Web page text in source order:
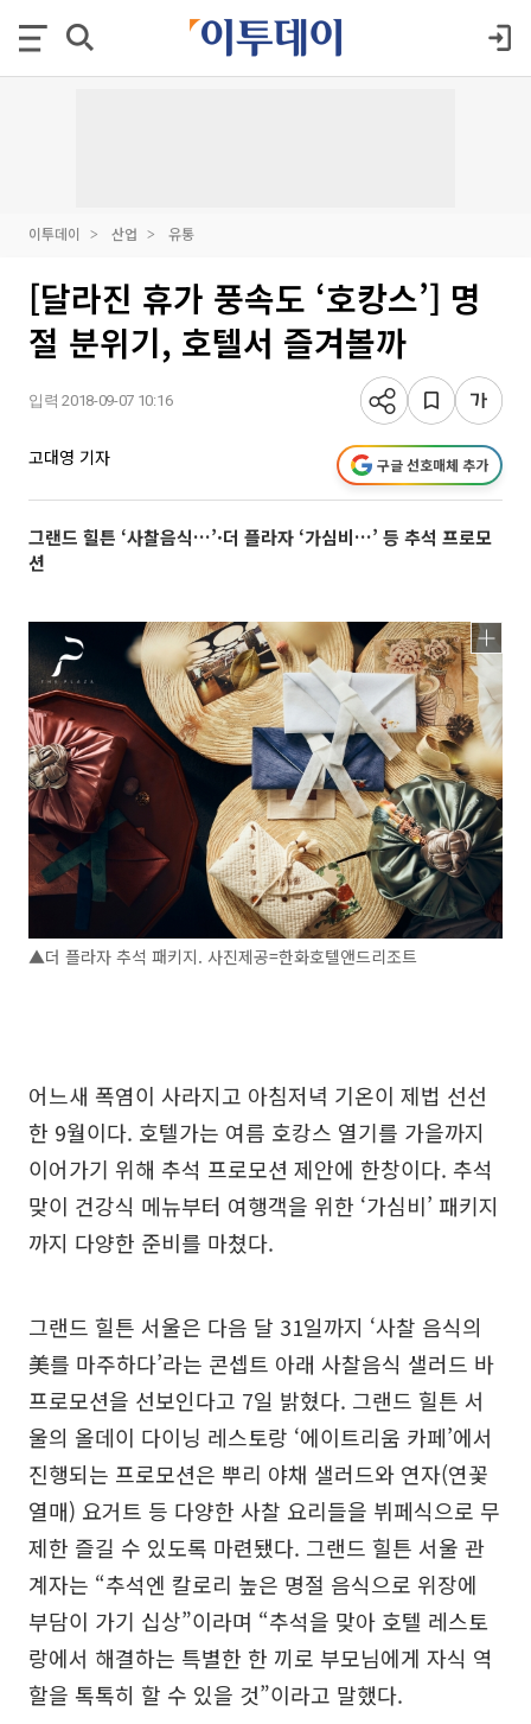
이투데이 산업 유통
[달라진 휴가 풍속도 ‘호캉스’] 명
절 분위기, 호텔서 즐겨볼까
입력 2018-09-07 10:16
고대영 기자 구글 선호매체 추가
그랜드 힐튼 ‘사찰음식…’·더 플라자 ‘가심비…’ 등 추석 프로모
션
▲더 플라자 추석 패키지. 사진제공=한화호텔앤드리조트
어느새 폭염이 사라지고 아침저녁 기온이 제법 선선
한 9월이다. 호텔가는 여름 호캉스 열기를 가을까지
이어가기 위해 추석 프로모션 제안에 한창이다. 추석
맞이 건강식 메뉴부터 여행객을 위한 ‘가심비’ 패키지
까지 다양한 준비를 마쳤다.
그랜드 힐튼 서울은 다음 달 31일까지 ‘사찰 음식의
美를 마주하다’라는 콘셉트 아래 사찰음식 샐러드 바
프로모션을 선보인다고 7일 밝혔다. 그랜드 힐튼 서
울의 올데이 다이닝 레스토랑 ‘에이트리움 카페’에서
진행되는 프로모션은 뿌리 야채 샐러드와 연자(연꽃
열매) 요거트 등 다양한 사찰 요리들을 뷔페식으로 무
제한 즐길 수 있도록 마련됐다. 그랜드 힐튼 서울 관
계자는 “추석엔 칼로리 높은 명절 음식으로 위장에
부담이 가기 십상”이라며 “추석을 맞아 호텔 레스토
랑에서 해결하는 특별한 한 끼로 부모님에게 자식 역
할을 톡톡히 할 수 있을 것”이라고 말했다.